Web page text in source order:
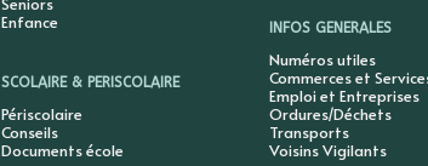
Enfance
SCOLAIRE & PERISCOLAIRE
Périscolaire
Conseils
Documents école
INFOS GENERALES
Numéros utiles
Commerces et
Emploi et Entreprises
Ordures/Déchets
Transports
Voisins Vigilants